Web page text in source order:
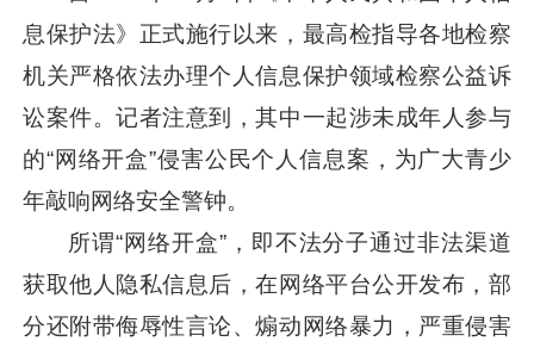
息保护法》正式施行以来，最高检指导各地检察
机关严格依法办理个人信息保护领域检察公益诉
讼案件。记者注意到，其中一起涉未成年人参与
的“网络开盒”侵害公民个人信息案，为广大青少
年敲响网络安全警钟。
所谓“网络开盒”，即不法分子通过非法渠道
获取他人隐私信息后，在网络平台公开发布，部
分还附带侮辱性言论、煽动网络暴力，严重侵害